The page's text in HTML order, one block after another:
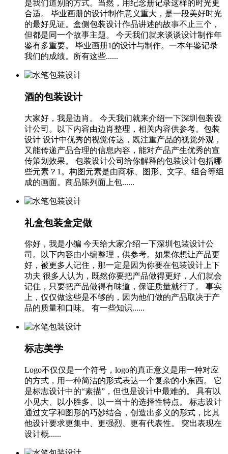
是我们道别的方式。当然，用纪念册记录这样的时光更
合适。 毕业画册的设计制作意义重大，是一段美好时光
的最好见证。盒侧包装设计作品讲述的故事不止三个，
但都是同一个故事主题。 今天我们就来谈谈设计制作年
鉴有多重要。 毕业画册1的设计与制作。一本年鉴记录
我们的成绩。所有这些......
酒的包装设计
大家好，我是边肖。 今天我们就来介绍一下深圳包装设
计公司。以下内容由边肖整理，相关内容供参考。包装
设计 设计中优秀的视觉传达，既注重产品的视觉外观，
又能传递产品合理的信息内容，能对产品产生优秀的宣
传策划效果。 包装设计公司给你解释的包装设计包括哪
些元素？1。构图元素是由商标、图形、文字、组合等组
成的画面。商品陈列面上包......
礼盒包装盒定做
你好，我是小编 今天给大家介绍一下深圳包装设计公
司。以下内容由小编整理，供参考。如果你想让产品更
好，被更多人记住，那一定是因为你要在包装设计上下
功夫 很多人认为，既然你要把产品做得更好，人们就会
记住，只要把产品做得有味道，保证质量就行了。 事实
上，仅仅做这些是不够的，因为他们做的产品取决于产
品的质量和口味。 有一些知识......
标志美学
Logo不仅仅是一个符号，logo的真正意义是用一种对应
的方式，用一种简洁的形式表达一个复杂的小东西。 它
是标志设计中的“素描”，但也是设计中最难的。 具有以
小见大、以小胜多、以一当十的选择性特点。 标志设计
通过文字和图形的巧妙结合，创造出多义的形式，比其
他设计要求更集中、更强烈、更有代表性。 突出表现在
设计概......